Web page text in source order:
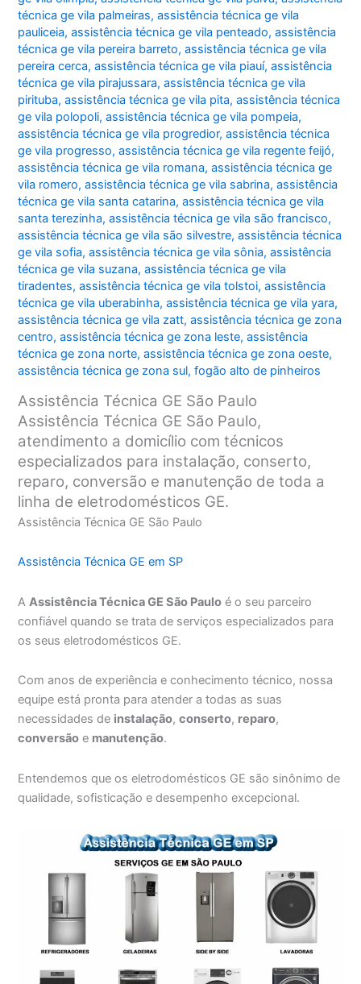
técnica ge vila palmeiras,assistência técnica ge vila
pauliceia,assistência técnica ge vila penteado,assistência
técnica ge vila pereira barreto,assistência técnica ge vila
pereira cerca,assistência técnica ge vila piauí,assistência
técnica ge vila pirajussara,assistência técnica ge vila
pirituba,assistência técnica ge vila pita,assistência técnica
ge vila polopoli,assistência técnica ge vila pompeia,
assistência técnica ge vila progredior,assistência técnica
ge vila progresso,assistência técnica ge vila regente feijó,
assistência técnica ge vila romana,assistência técnica ge
vila romero,assistência técnica ge vila sabrina,assistência
técnica ge vila santa catarina,assistência técnica ge vila
santa terezinha,assistência técnica ge vila são francisco,
assistência técnica ge vila são silvestre,assistência técnica
ge vila sofia,assistência técnica ge vila sônia,assistência
técnica ge vila suzana,assistência técnica ge vila
tiradentes,assistência técnica ge vila tolstoi,assistência
técnica ge vila uberabinha,assistência técnica ge vila yara,
assistência técnica ge vila zatt,assistência técnica ge zona
centro,assistência técnica ge zona leste,assistência
técnica ge zona norte,assistência técnica ge zona oeste,
assistência técnica ge zona sul,fogão alto de pinheiros
Assistência Técnica GE São Paulo
Assistência Técnica GE São Paulo,
atendimento a domicílio com técnicos
especializados para instalação, conserto,
reparo, conversão e manutenção de toda a
linha de eletrodomésticos GE.
Assistência Técnica GE São Paulo
Assistência Técnica GE em SP
AAssistência Técnica GE São Paulo é o seu parceiro
confiável quando se trata de serviços especializados para
os seus eletrodomésticos GE.
Com anos de experiência e conhecimento técnico, nossa
equipe está pronta para atender a todas as suas
necessidades de instalação,conserto, reparo,
conversão e manutenção.
Entendemos que os eletrodomésticos GE são sinônimo de
qualidade, sofisticação e desempenho excepcional.